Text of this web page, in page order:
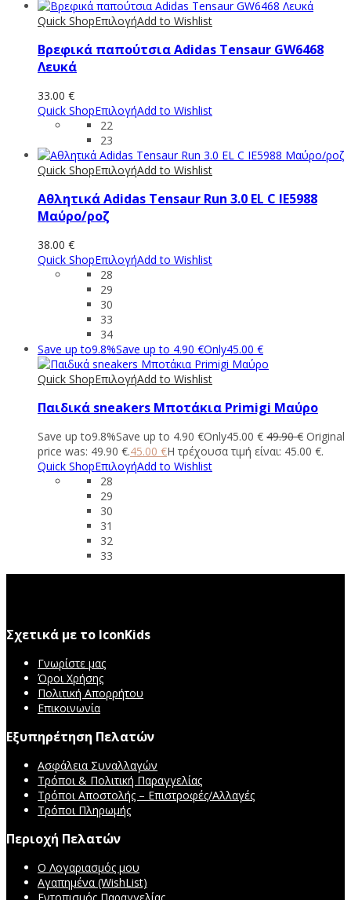
Quick ShopΕπιλογήAdd to Wishlist
Βρεφικά παπούτσια Adidas Tensaur GW6468
Λευκά
33.00 €
Quick ShopΕπιλογήAdd to Wishlist
22
23
Quick ShopΕπιλογήAdd to Wishlist
Αθλητικά Adidas Tensaur Run 3.0 EL C IE5988
Μαύρο/ροζ
38.00 €
Quick ShopΕπιλογήAdd to Wishlist
28
29
30
33
34
Save up to9.8%Save up to 4.90 €Only45.00 €
Quick ShopΕπιλογήAdd to Wishlist
Παιδικά sneakers Μποτάκια Primigi Μαύρο
Save up to9.8%Save up to 4.90 €Only45.00 € 49.90€ Original
price was: 49.90 €.45.00 €Η τρέχουσα τιμή είναι: 45.00 €.
Quick ShopΕπιλογήAdd to Wishlist
28
29
30
31
32
33
Σχετικά με το IconKids
Γνωρίστε μας
Όροι Χρήσης
Πολιτική Απορρήτου
Επικοινωνία
Εξυπηρέτηση Πελατών
Ασφάλεια Συναλλαγών
Τρόποι & Πολιτική Παραγγελίας
Τρόποι Αποστολής – Επιστροφές/Αλλαγές
Τρόποι Πληρωμής
Περιοχή Πελατών
Ο Λογαριασμός μου
Αγαπημένα (WishList)